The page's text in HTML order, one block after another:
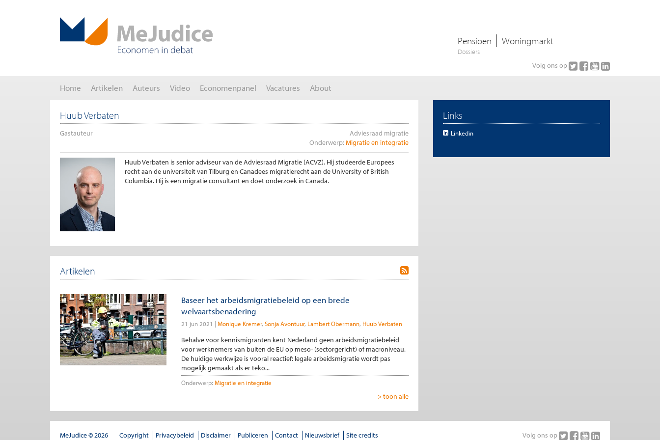
Pensioen Woningmarkt
Dossiers
Volg ons op
Home Artikelen Auteurs Video Economenpanel Vacatures About
Huub Verbaten
Gastauteur
Adviesraad migratie
Onderwerp: Migratie en integratie
Huub Verbaten is senior adviseur van de Adviesraad Migratie (ACVZ). Hij studeerde Europees
recht aan de universiteit van Tilburg en Canadees migratierecht aan de University of British
Columbia. Hij is een migratie consultant en doet onderzoek in Canada.
Artikelen
Baseer het arbeidsmigratiebeleid op een brede
welvaartsbenadering
21 jun 2021 Monique Kremer Sonja Avontuur Lambert Obermann Huub Verbaten
Behalve voor kennismigranten kent Nederland geen arbeidsmigratiebeleid
voor werknemers van buiten de EU op meso- (sectorgericht) of macroniveau.
De huidige werkwijze is vooral reactief: legale arbeidsmigratie wordt pas
mogelijk gemaakt als er teko...
Onderwerp: Migratie en integratie
> toon alle
Links
Linkedin
MeJudice © 2026 Copyright Privacybeleid Disclaimer Publiceren Contact Nieuwsbrief Site credits Volg ons op